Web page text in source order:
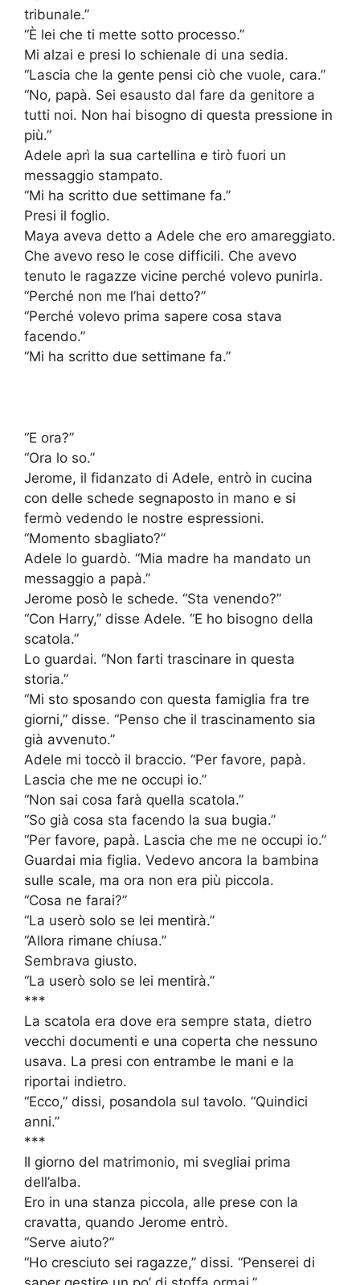
tribunale.”
“È lei che ti mette sotto processo.”
Mi alzai e presi lo schienale di una sedia.
“Lascia che la gente pensi ciò che vuole, cara.”
“No, papà. Sei esausto dal fare da genitore a
tutti noi. Non hai bisogno di questa pressione in
più.”
Adele aprì la sua cartellina e tirò fuori un
messaggio stampato.
“Mi ha scritto due settimane fa.”
Presi il foglio.
Maya aveva detto a Adele che ero amareggiato.
Che avevo reso le cose difficili. Che avevo
tenuto le ragazze vicine perché volevo punirla.
“Perché non me l’hai detto?”
“Perché volevo prima sapere cosa stava
facendo.”
“Mi ha scritto due settimane fa.”
“E ora?”
“Ora lo so.”
Jerome, il fidanzato di Adele, entrò in cucina
con delle schede segnaposto in mano e si
fermò vedendo le nostre espressioni.
“Momento sbagliato?”
Adele lo guardò. “Mia madre ha mandato un
messaggio a papà.”
Jerome posò le schede. “Sta venendo?”
“Con Harry,” disse Adele. “E ho bisogno della
scatola.”
Lo guardai. “Non farti trascinare in questa
storia.”
“Mi sto sposando con questa famiglia fra tre
giorni,” disse. “Penso che il trascinamento sia
già avvenuto.”
Adele mi toccò il braccio. “Per favore, papà.
Lascia che me ne occupi io.”
“Non sai cosa farà quella scatola.”
“So già cosa sta facendo la sua bugia.”
“Per favore, papà. Lascia che me ne occupi io.”
Guardai mia figlia. Vedevo ancora la bambina
sulle scale, ma ora non era più piccola.
“Cosa ne farai?”
“La userò solo se lei mentirà.”
“Allora rimane chiusa.”
Sembrava giusto.
“La userò solo se lei mentirà.”
***
La scatola era dove era sempre stata, dietro
vecchi documenti e una coperta che nessuno
usava. La presi con entrambe le mani e la
riportai indietro.
“Ecco,” dissi, posandola sul tavolo. “Quindici
anni.”
***
Il giorno del matrimonio, mi svegliai prima
dell’alba.
Ero in una stanza piccola, alle prese con la
cravatta, quando Jerome entrò.
“Serve aiuto?”
“Ho cresciuto sei ragazze,” dissi. “Penserei di